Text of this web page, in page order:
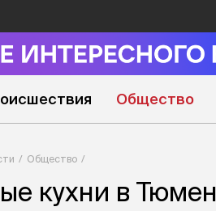
Общество
Общество
кухни в